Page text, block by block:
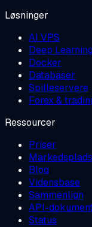
Løsninger
AI VPS
Deep Learning
Docker
Databaser
Spilleservere
Forex &
Ressourcer
Priser
Markedsplads
Blog
Vidensbase
Sammenlign
API-
Status